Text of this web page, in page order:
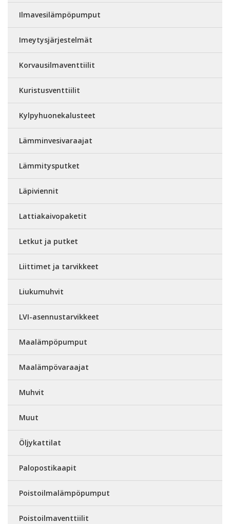
Ilmavesilämpöpumput
Imeytysjärjestelmät
Korvausilmaventtiilit
Kuristusventtiilit
Kylpyhuonekalusteet
Lämminvesivaraajat
Lämmitysputket
Läpiviennit
Lattiakaivopaketit
Letkut ja putket
Liittimet ja tarvikkeet
Liukumuhvit
LVI-asennustarvikkeet
Maalämpöpumput
Maalämpövaraajat
Muhvit
Muut
Öljykattilat
Palopostikaapit
Poistoilmalämpöpumput
Poistoilmaventtiilit